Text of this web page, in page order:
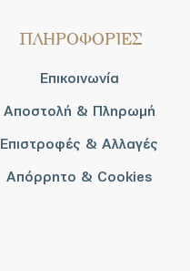
ΠΛΗΡΟΦΟΡΙΕΣ
Επικοινωνία
Αποστολή & Πληρωμή
Επιστροφές & Αλλαγές
Απόρρητο & Cookies